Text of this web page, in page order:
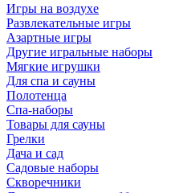
Игры на воздухе
Развлекательные игры
Азартные игры
Другие игральные наборы
Мягкие игрушки
Для спа и сауны
Полотенца
Спа-наборы
Товары для сауны
Грелки
Дача и сад
Садовые наборы
Скворечники